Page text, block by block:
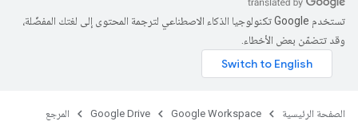
تستخدم Google تكنولوجيا الذكاء الاصطناعي لترجمة المحتوى إلى لغتك المفضّلة،
وقد تتضمّن بعض الأخطاء.
الصفحة الرئيسية Google Workspace
Google Drive المرجع